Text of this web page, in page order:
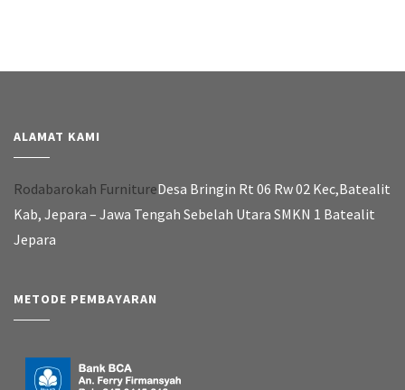
ALAMAT KAMI
Rodabarokah FurnitureDesa Bringin Rt 06 Rw 02 Kec,Batealit
Kab, Jepara – Jawa Tengah Sebelah Utara SMKN 1 Batealit
Jepara
METODE PEMBAYARAN